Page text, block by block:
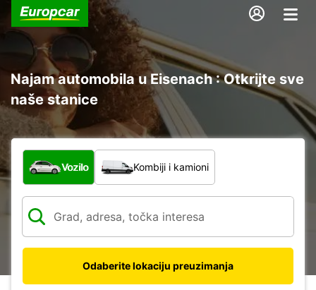
Najam automobila u Eisenach : Otkrijte sve
naše stanice
Koja vrsta vozila?
Vozilo Kombiji i kamioni
Odaberite lokaciju preuzimanja